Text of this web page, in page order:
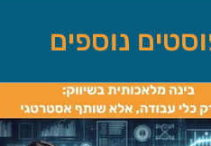
נוספים